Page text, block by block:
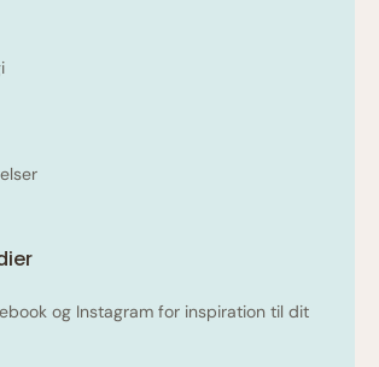
og Instagram for inspiration til dit